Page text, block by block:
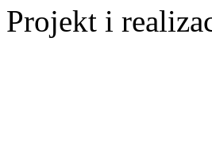
Projekt i